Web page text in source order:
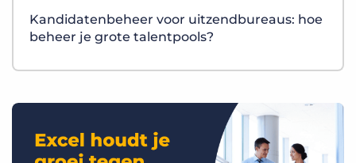
Kandidatenbeheer voor uitzendbureaus: hoe
beheer je grote talentpools?